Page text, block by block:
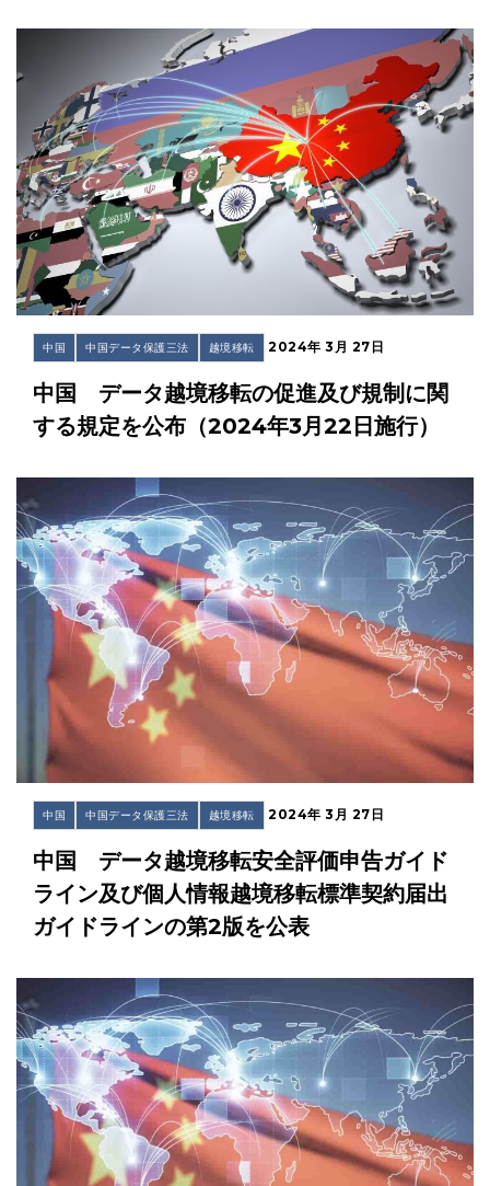
中国 中国データ保護三法 越境移転 2024年 3月 27日
中国 データ越境移転の促進及び規制に関
する規定を公布（2024年3月22日施行）
中国 中国データ保護三法 越境移転 2024年 3月 27日
中国 データ越境移転安全評価申告ガイド
ライン及び個人情報越境移転標準契約届出
ガイドラインの第2版を公表